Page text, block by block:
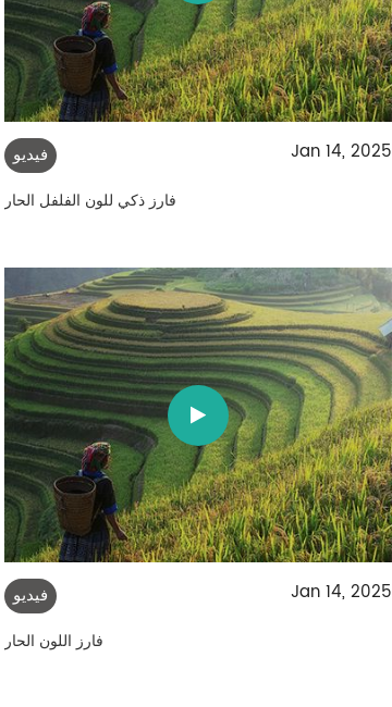
فيديو Jan 14, 2025
فارز ذكي للون الفلفل الحار
فيديو Jan 14, 2025
فارز اللون الحار